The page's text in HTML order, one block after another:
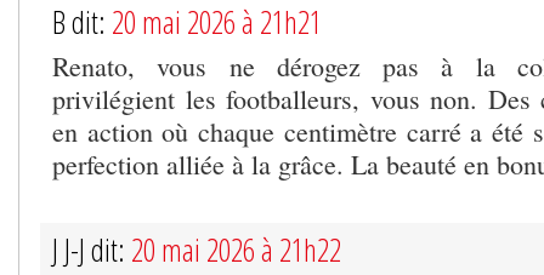
B dit: 20 mai 2026 à 21h21
Renato, vous ne dérogez pas à la
privilégient les footballeurs, vous non. Des
en action où chaque centimètre carré a été
perfection alliée à la grâce. La beauté en
J J-J dit: 20 mai 2026 à 21h22